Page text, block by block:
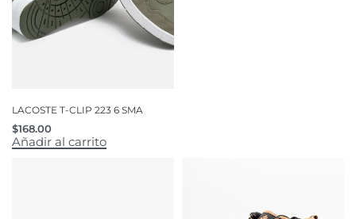
LACOSTE T-CLIP 223 6 SMA
$168.00
Añadir al carrito